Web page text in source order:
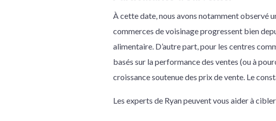
À cette date, nous avons notamment observé
commerces de voisinage progressent bien
alimentaire. D’autre part, pour les centres
basés sur la performance des ventes (ou à
croissance soutenue des prix de vente. Le
Les experts de Ryan peuvent vous aider à